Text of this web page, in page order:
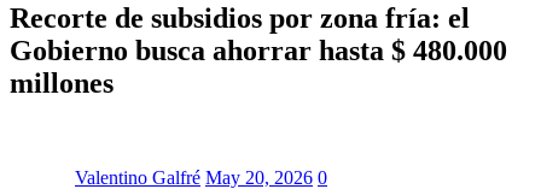
Recorte de subsidios por zona fría: el
Gobierno busca ahorrar hasta $ 480.000
millones
Valentino Galfré May 20, 2026 0